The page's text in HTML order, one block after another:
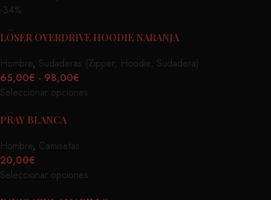
-34%
LOSER OVERDRIVE HOODIE NARANJA
Hombre, Sudaderas (Zipper, Hoodie, Sudadera)
65,00€ - 98,00€
Seleccionar opciones
PRAY BLANCA
Hombre, Camisetas
20,00€
Seleccionar opciones